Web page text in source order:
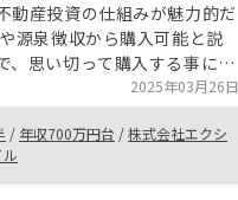
動産投資の仕組みが魅力的だ
源泉徴収から購入可能と説
、思い切って購入する事にし
会が有れば、もう一件、駅近
用マンションを購入したいと
ンション購入による貸借対照
費用、税のリターンが一覧リ
らわかりやすかったと思いま
2025年03月26日
/ 年収700万円台 /株式会社エクシ